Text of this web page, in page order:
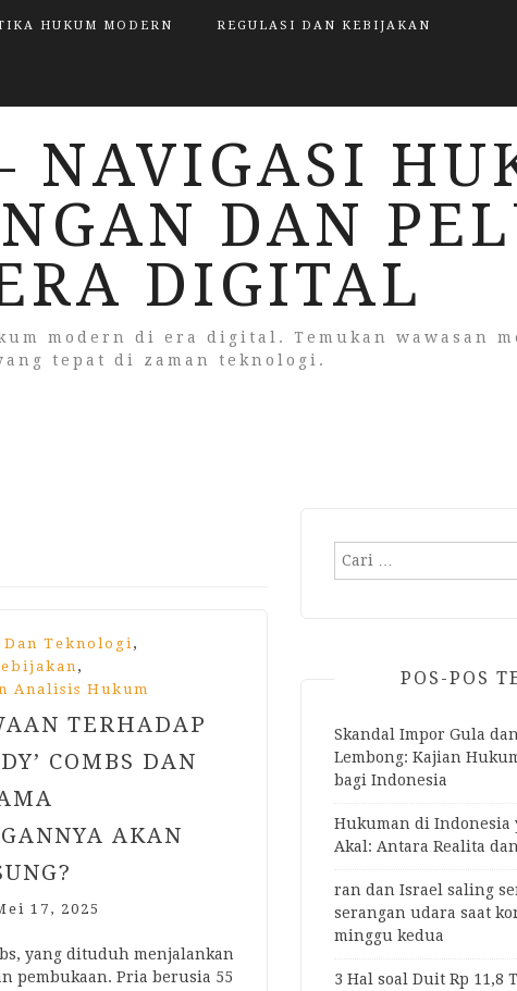
HUKUM MODERN REGULASI DAN KEBIJAKAN
NAVIGASI
DAN
DIGITAL
modern di era digital. Temukan wawasan
tepat di zaman teknologi.
Teknologi,
,
Analisis Hukum
TERHADAP
COMBS DAN
AKAN
17, 2025
yang dituduh menjalankan
pembukaan. Pria berusia 55
Cari
POS-POS
Skandal Impor Gula
Lembong: Kajian
bagi Indonesia
Hukuman di Indonesia
Akal: Antara Realita
ran dan Israel saling
serangan udara saat
minggu kedua
3 Hal soal Duit Rp 11,8